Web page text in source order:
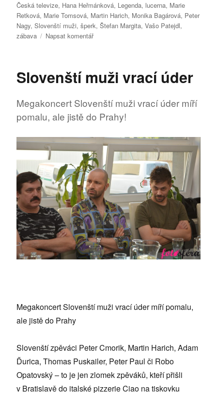
Česká televize, Hana Heřmánková, Legenda, lucerna, Marie
Retková, Marie Tomsová, Martin Harich, Monika Bagárová, Peter
Nagy,Slovenští muži,šperk,Štefan Margita,Vašo Patejdl,
zábava
Napsat komentářpro
Legendy
vybíraly
šaty
šperky
Lucerny
Slovenští muži vrací úder
Megakoncert Slovenští muži vrací úder míří
pomalu, ale jistě do Prahy!
Megakoncert Slovenští muži vrací úder míří pomalu,
ale jistě do Prahy
Slovenští zpěváci Peter Cmorik, Martin Harich, Adam
Ďurica, Thomas Puskailer, Peter Paul či Robo
Opatovský – to je jen zlomek zpěváků, kteří přišli
v Bratislavě do italské pizzerie Ciao na tiskovku